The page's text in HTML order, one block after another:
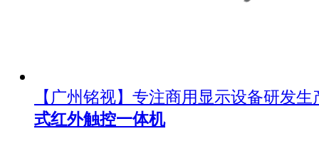
【广州铭视】专注商用显示设备研发
式红外触控一体机